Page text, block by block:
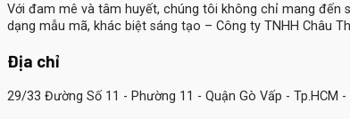
Với đam mê và tâm huyết, chúng tôi không chỉ mang
dạng mẫu mã, khác biệt sáng tạo – Công ty TNHH Châu
Địa chỉ
29/33 Đường Số 11 - Phường 11 - Quận Gò Vấp - Tp.HCM -